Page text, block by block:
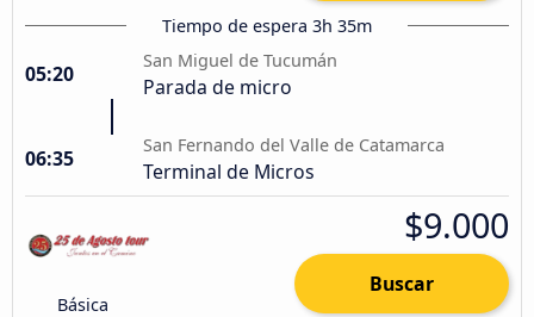
Tiempo de espera 3h 35m
05:20
San Miguel de Tucumán
Parada de micro
06:35
San Fernando del Valle de Catamarca
Terminal de Micros
Básica
$9.000
Buscar